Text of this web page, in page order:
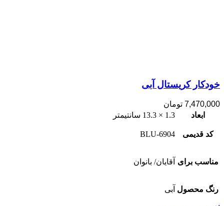
خودکار کریستال آبی
7,470,000 تومان
ابعاد
1.3 × 13.3 سانتیمتر
کد قدیمی 6904-BLU
مناسب برای آقایان/ بانوان
رنگ محصول آبی